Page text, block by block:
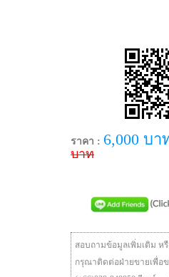
ราคา : 6,000 บา
บาท
สอบถามข้อมูลเพิ่มเติม ห
กรุณาติดต่อฝ่ายขายเพื่อ